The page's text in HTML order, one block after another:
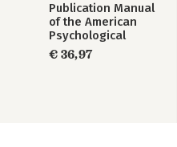
Publication Manual
of the American
Psychological
Association 2020
€ 36,97